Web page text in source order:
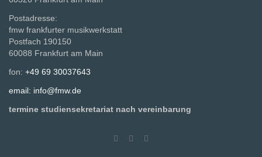
Postadresse:
fmw frankfurter musikwerkstatt
Postfach 190150
60088 Frankfurt am Main
fon: +49 69 30037643
email: info@fmw.de
termine studiensekretariat nach vereinbarung